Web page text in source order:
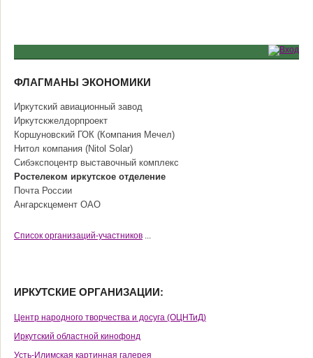
ФЛАГМАНЫ ЭКОНОМИКИ
Иркутский авиационный завод
Иркутскжелдорпроект
Коршуновский ГОК (Компания Мечел)
Нитол компания (Nitol Solar)
Сибэкспоцентр выставочный комплекс
Ростелеком иркутское отделение
Почта России
Ангарскцемент ОАО
Cписок организаций-участников ...
ИРКУТСКИЕ ОРГАНИЗАЦИИ:
Центр народного творчества и досуга (ОЦНТиД)
Иркутский областной кинофонд
Усть-Илимская картинная галерея